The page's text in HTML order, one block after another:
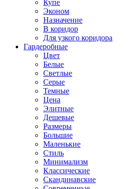
Купе
Эконом
Назначение
В коридор
Для узкого коридора
Гардеробные
Цвет
Белые
Светлые
Серые
Темные
Цена
Элитные
Дешевые
Размеры
Большие
Маленькие
Стиль
Минимализм
Классические
Скандинавские